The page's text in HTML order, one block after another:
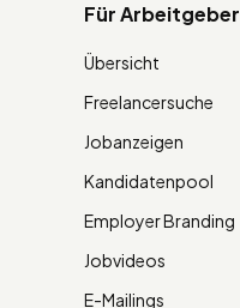
Für Arbeitgeber
Übersicht
Freelancersuche
Jobanzeigen
Kandidatenpool
Employer Branding
Jobvideos
E-Mailings